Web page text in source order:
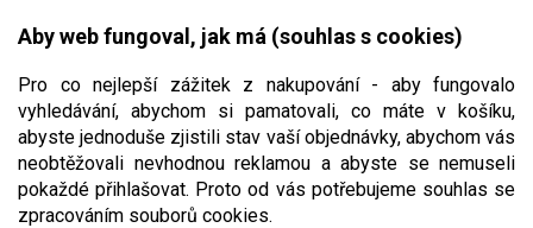
Aby web fungoval, jak má (souhlas s cookies)
Pro co nejlepší zážitek z nakupování - aby fungovalo
vyhledávání, abychom si pamatovali, co máte v košíku,
abyste jednoduše zjistili stav vaší objednávky, abychom vás
neobtěžovali nevhodnou reklamou a abyste se nemuseli
pokaždé přihlašovat. Proto od vás potřebujeme souhlas se
zpracováním souborů cookies.
CZK
NÁKUPNÍ
KRYTKA ŠROUBŮ HEJDUK EVO